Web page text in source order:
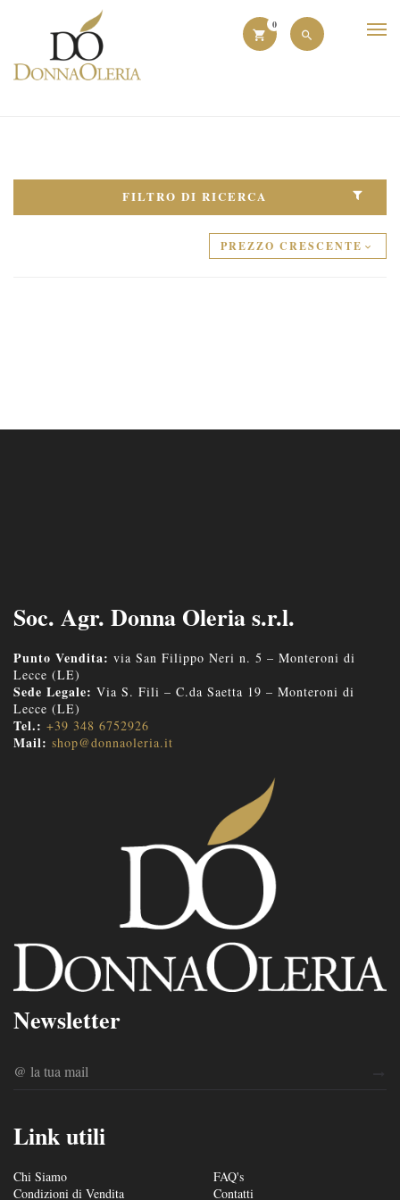
0
FILTRO DI RICERCA
PREZZO CRESCENTE
Soc. Agr. Donna Oleria s.r.l.
Punto Vendita: via San Filippo Neri n. 5 – Monteroni di
Lecce (LE)
Sede Legale: Via S. Fili – C.da Saetta 19 – Monteroni di
Lecce (LE)
Tel.: +39 348 6752926
Mail: shop@donnaoleria.it
Newsletter
Link utili
Chi Siamo
Condizioni di Vendita
FAQ's
Contatti